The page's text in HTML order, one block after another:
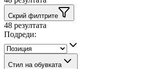
Скрий филтрите
48 резултата
Подреди:
Стил на обувката